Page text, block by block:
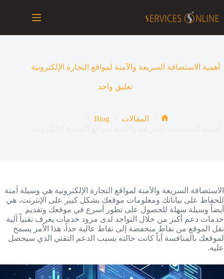
إلى
المحتوى
أهمية الاستضافة السريعة والآمنة لمواقع التجارة الإلكترونية
تعليق واحد
المقالات
Blog
الاستضافة السريعة والآمنة لمواقع التجارة الإلكترونية هي وسيلة آمنة
للحفاظ على بياناتك ومعلومات موقعك بشكل كبير على الإنترنت، هي
أيضاً وسيلة سهلة للحصول على تطور أسرع في موقعك وتقديم
خدمات دعم أكبر من خلال التواجد لدى مزود خدمات يعرف تقنياً آلية
نقل الموقع من نقاط منخفضة إلى نقاط عالية جداً، هذا الأمر يسمح
لموقعك بالمنافسة أياً كانت حالته بسبب الدعم التقني الذي سيحصل
عليه.